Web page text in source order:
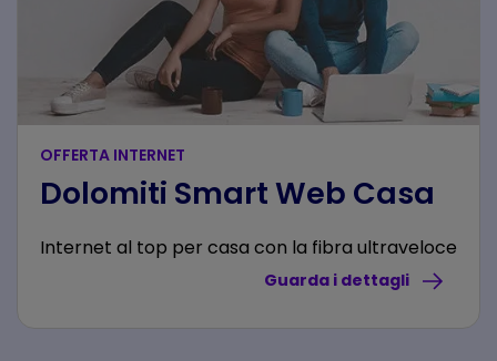
OFFERTA INTERNET
Dolomiti Smart Web Casa
Internet al top per casa con la fibra ultraveloce
Guarda i dettagli